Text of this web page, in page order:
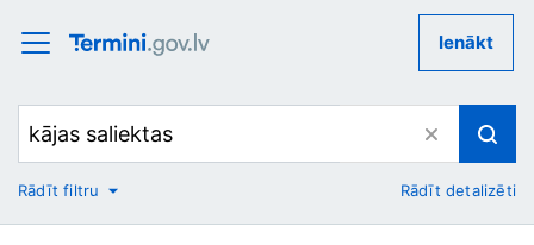
Ienākt
No
Rādīt filtru Rādīt detalizēti